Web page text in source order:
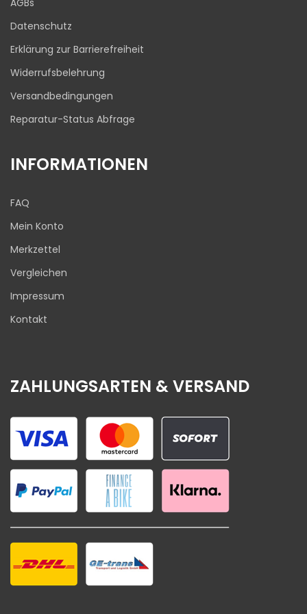
AGBs
Datenschutz
Erklärung zur Barrierefreiheit
Widerrufsbelehrung
Versandbedingungen
Reparatur-Status Abfrage
INFORMATIONEN
FAQ
Mein Konto
Merkzettel
Vergleichen
Impressum
Kontakt
ZAHLUNGSARTEN & VERSAND